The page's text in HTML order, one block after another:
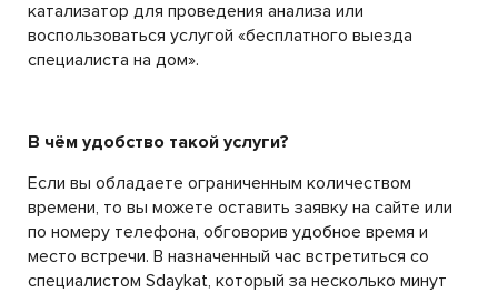
катализатор для проведения анализа или
воспользоваться услугой «бесплатного выезда
специалиста на дом».
В чём удобство такой услуги?
Если вы обладаете ограниченным количеством
времени, то вы можете оставить заявку на сайте или
по номеру телефона, обговорив удобное время и
место встречи. В назначенный час встретиться со
специалистом Sdaykat, который за несколько минут